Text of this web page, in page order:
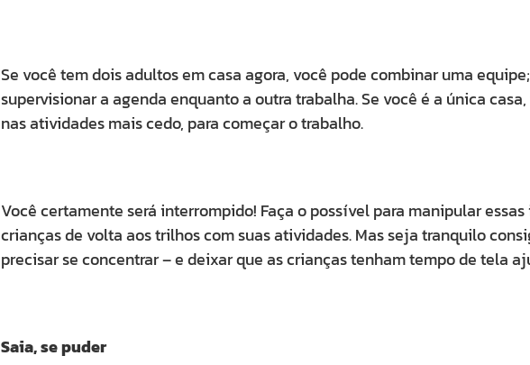
Se você tem dois adultos em casa agora, você pode combinar uma
supervisionar a agenda enquanto a outra trabalha. Se você é a única
nas atividades mais cedo, para começar o trabalho.
Você certamente será interrompido! Faça o possível para manipular
crianças de volta aos trilhos com suas atividades. Mas seja tranquilo
precisar se concentrar – e deixar que as crianças tenham tempo de tela
Saia, se puder